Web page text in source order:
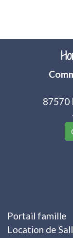
87570
Portail famille
Location de